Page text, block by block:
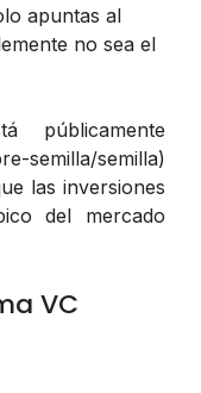
apuntas al
no sea el
públicamente
semilla/semilla)
las inversiones
del mercado
VC